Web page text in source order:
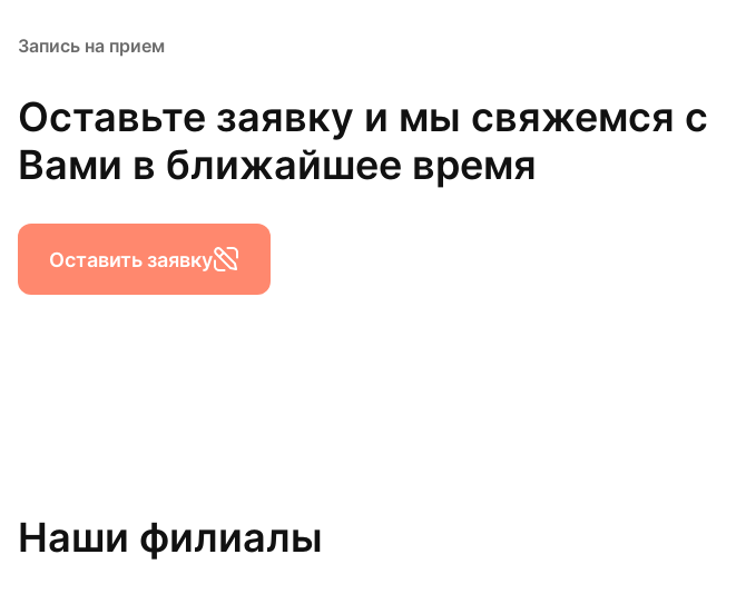
Запись на прием
Оставьте заявку и мы свяжемся с
Вами в ближайшее время
Оставить заявку
Наши филиалы